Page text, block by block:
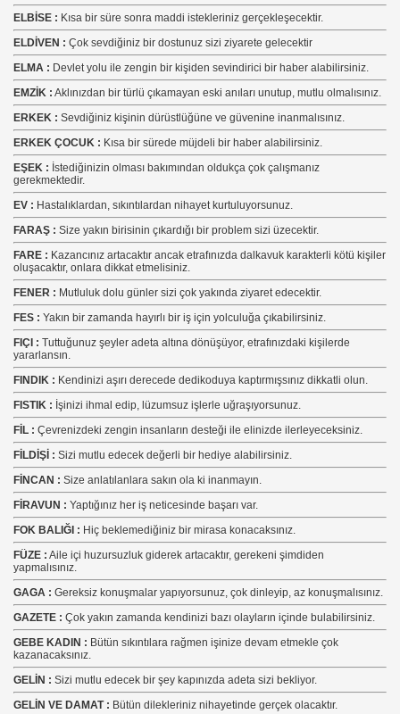
ELBİSE : Kısa bir süre sonra maddi istekleriniz gerçekleşecektir.
ELDİVEN : Çok sevdiğiniz bir dostunuz sizi ziyarete gelecektir
ELMA : Devlet yolu ile zengin bir kişiden sevindirici bir haber alabilirsiniz.
EMZİK : Aklınızdan bir türlü çıkamayan eski anıları unutup, mutlu olmalısınız.
ERKEK : Sevdiğiniz kişinin dürüstlüğüne ve güvenine inanmalısınız.
ERKEK ÇOCUK : Kısa bir sürede müjdeli bir haber alabilirsiniz.
EŞEK : İstediğinizin olması bakımından oldukça çok çalışmanız
gerekmektedir.
EV : Hastalıklardan, sıkıntılardan nihayet kurtuluyorsunuz.
FARAŞ : Size yakın birisinin çıkardığı bir problem sizi üzecektir.
FARE : Kazancınız artacaktır ancak etrafınızda dalkavuk karakterli kötü kişiler
oluşacaktır, onlara dikkat etmelisiniz.
FENER : Mutluluk dolu günler sizi çok yakında ziyaret edecektir.
FES : Yakın bir zamanda hayırlı bir iş için yolculuğa çıkabilirsiniz.
FIÇI : Tuttuğunuz şeyler adeta altına dönüşüyor, etrafınızdaki kişilerde
yararlansın.
FINDIK : Kendinizi aşırı derecede dedikoduya kaptırmışsınız dikkatli olun.
FISTIK : İşinizi ihmal edip, lüzumsuz işlerle uğraşıyorsunuz.
FİL : Çevrenizdeki zengin insanların desteği ile elinizde ilerleyeceksiniz.
FİLDİŞİ : Sizi mutlu edecek değerli bir hediye alabilirsiniz.
FİNCAN : Size anlatılanlara sakın ola ki inanmayın.
FİRAVUN : Yaptığınız her iş neticesinde başarı var.
FOK BALIĞI : Hiç beklemediğiniz bir mirasa konacaksınız.
FÜZE : Aile içi huzursuzluk giderek artacaktır, gerekeni şimdiden
yapmalısınız.
GAGA : Gereksiz konuşmalar yapıyorsunuz, çok dinleyip, az konuşmalısınız.
GAZETE : Çok yakın zamanda kendinizi bazı olayların içinde bulabilirsiniz.
GEBE KADIN : Bütün sıkıntılara rağmen işinize devam etmekle çok
kazanacaksınız.
GELİN : Sizi mutlu edecek bir şey kapınızda adeta sizi bekliyor.
GELİN VE DAMAT : Bütün dilekleriniz nihayetinde gerçek olacaktır.